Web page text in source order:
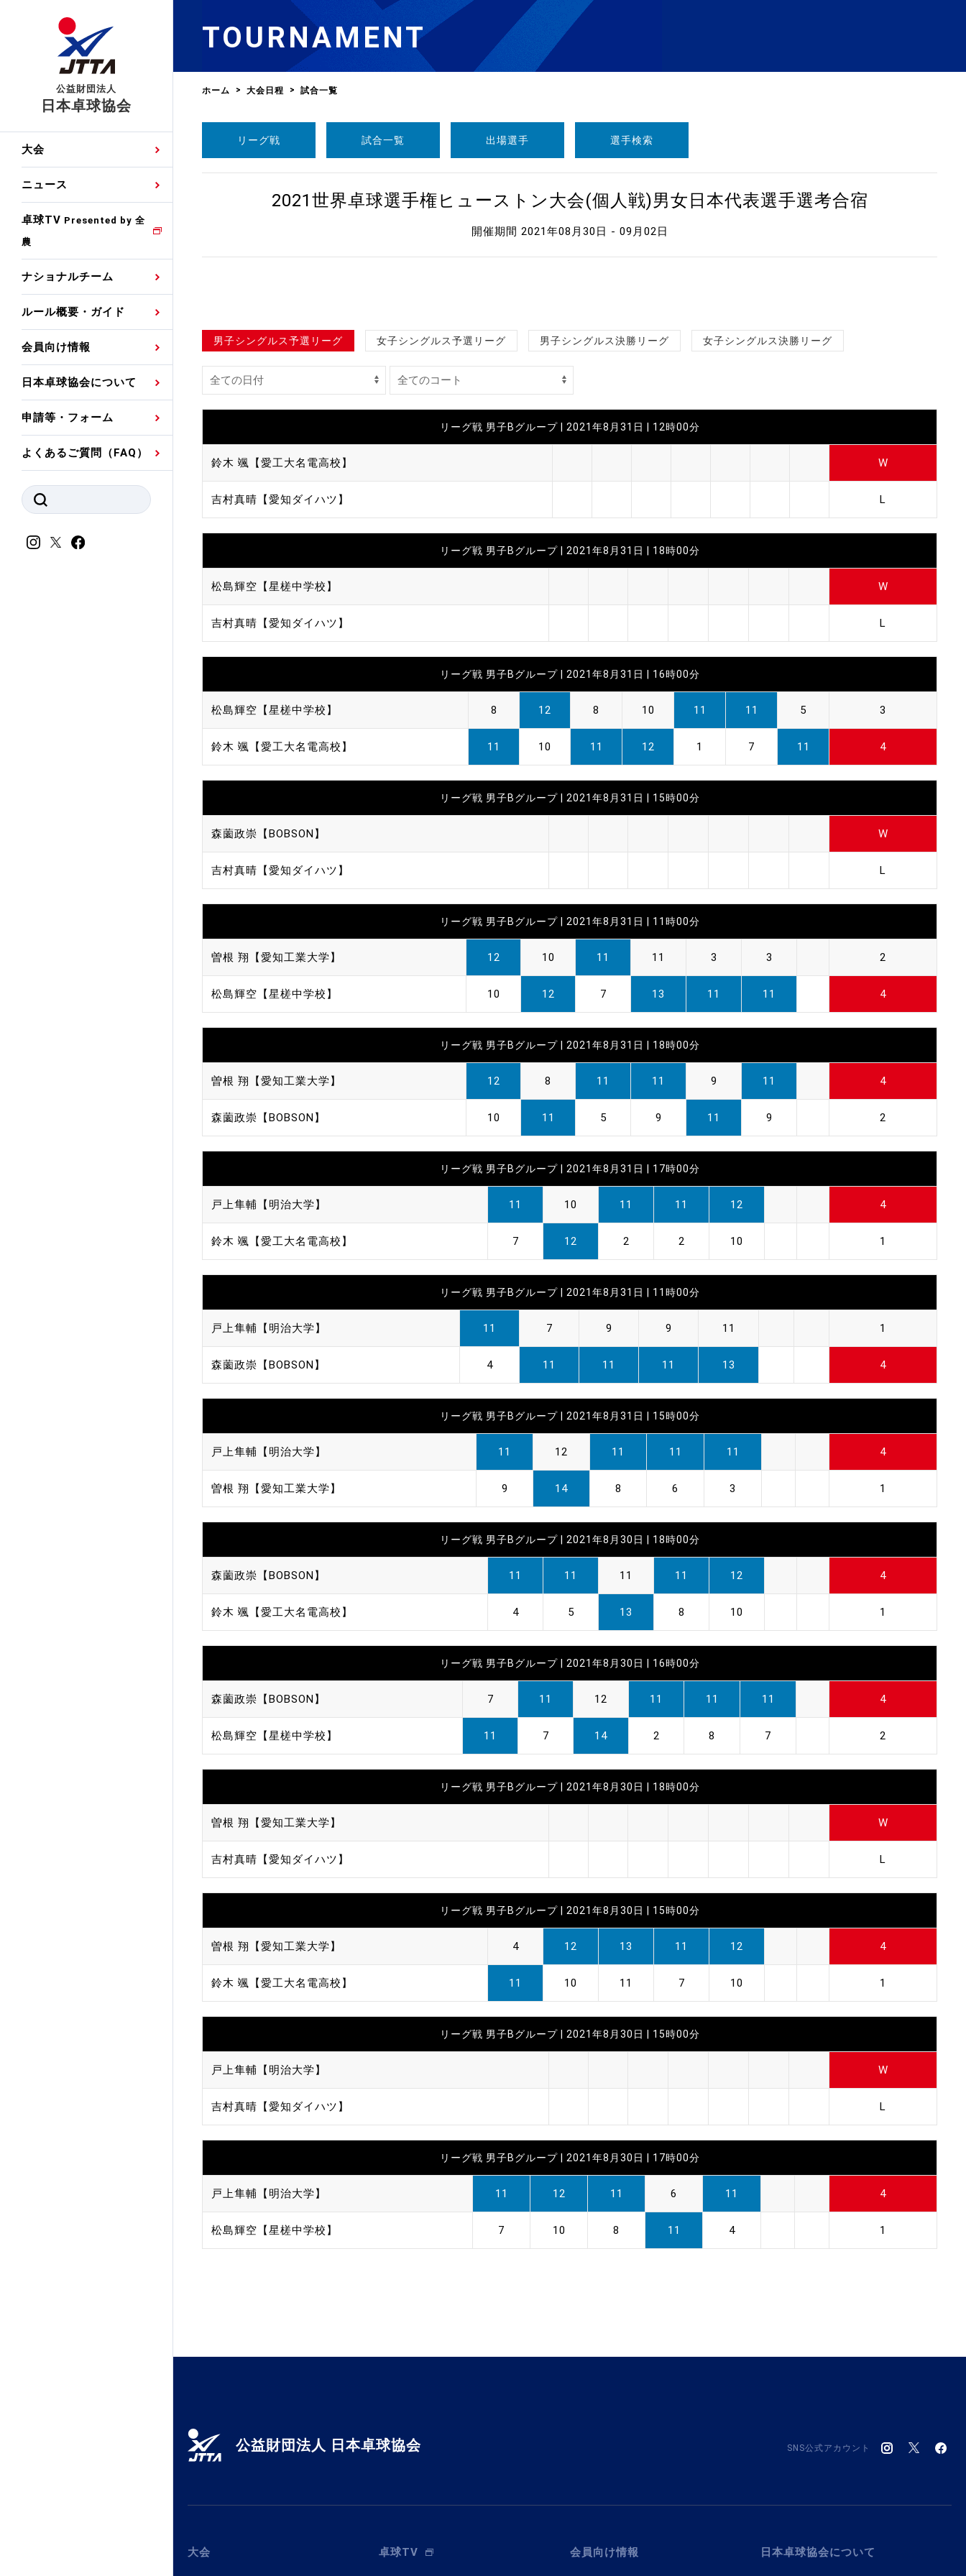
公益財団法人
日本卓球協会
大会
公式大会優勝記録
ニュース
大会・試合
TV・メディア情報
その他
卓球TV Presented by 全
農
ナショナルチーム
男子ナショナルチーム選
女子ナショナルチーム選
強化スタッフ
ルール概要・ガイド
卓球の基本的なルール
卓球用語集
会員向け情報
協会会員登録
審判
公認メーカー一覧
指導者養成委員会
競技者育成委員会
スポーツ医・科学委員会
会
日本卓球協会について
卓球協会のミッション
沿革・組織図
ハンドブックデータ
財務諸表等
JTTAスポーツ団体ガバナ
ンスコード
スポーツ振興くじ助成事業
関連組織一覧
販売品一覧
申請等・フォーム
国際交流届申込みフォーム
競技ウエアチーム名申請
審判員ネームプレート制作
申込
よくあるご質問（FAQ）
TOURNAMENT
ホーム 大会日程 試合一覧
リーグ戦 試合一覧 出場選手 選手検索
2021世界卓球選手権ヒューストン大会(個人戦)男女日本代表選手選考合宿
開催期間 2021年08月30日 - 09月02日
男子シングルス予選リーグ 女子シングルス予選リーグ 男子シングルス決勝リーグ 女子シングルス決勝リーグ
リーグ戦 男子Bグループ | 2021年8月31日 | 12時00分
鈴木 颯【愛工大名電高校】 W
吉村真晴【愛知ダイハツ】 L
リーグ戦 男子Bグループ | 2021年8月31日 | 18時00分
松島輝空【星槎中学校】 W
吉村真晴【愛知ダイハツ】 L
リーグ戦 男子Bグループ | 2021年8月31日 | 16時00分
松島輝空【星槎中学校】 8 12 8 10 11 11 5 3
鈴木 颯【愛工大名電高校】 11 10 11 12 1 7 11 4
リーグ戦 男子Bグループ | 2021年8月31日 | 15時00分
森薗政崇【BOBSON】 W
吉村真晴【愛知ダイハツ】 L
リーグ戦 男子Bグループ | 2021年8月31日 | 11時00分
曽根 翔【愛知工業大学】 12 10 11 11 3 3 2
松島輝空【星槎中学校】 10 12 7 13 11 11 4
リーグ戦 男子Bグループ | 2021年8月31日 | 18時00分
曽根 翔【愛知工業大学】 12 8 11 11 9 11 4
森薗政崇【BOBSON】 10 11 5 9 11 9 2
リーグ戦 男子Bグループ | 2021年8月31日 | 17時00分
戸上隼輔【明治大学】 11 10 11 11 12 4
鈴木 颯【愛工大名電高校】 7 12 2 2 10 1
リーグ戦 男子Bグループ | 2021年8月31日 | 11時00分
戸上隼輔【明治大学】 11 7 9 9 11 1
森薗政崇【BOBSON】 4 11 11 11 13 4
リーグ戦 男子Bグループ | 2021年8月31日 | 15時00分
戸上隼輔【明治大学】 11 12 11 11 11 4
曽根 翔【愛知工業大学】 9 14 8 6 3 1
リーグ戦 男子Bグループ | 2021年8月30日 | 18時00分
森薗政崇【BOBSON】 11 11 11 11 12 4
鈴木 颯【愛工大名電高校】 4 5 13 8 10 1
リーグ戦 男子Bグループ | 2021年8月30日 | 16時00分
森薗政崇【BOBSON】 7 11 12 11 11 11 4
松島輝空【星槎中学校】 11 7 14 2 8 7 2
リーグ戦 男子Bグループ | 2021年8月30日 | 18時00分
曽根 翔【愛知工業大学】 W
吉村真晴【愛知ダイハツ】 L
リーグ戦 男子Bグループ | 2021年8月30日 | 15時00分
曽根 翔【愛知工業大学】 4 12 13 11 12 4
鈴木 颯【愛工大名電高校】 11 10 11 7 10 1
リーグ戦 男子Bグループ | 2021年8月30日 | 15時00分
戸上隼輔【明治大学】 W
吉村真晴【愛知ダイハツ】 L
リーグ戦 男子Bグループ | 2021年8月30日 | 17時00分
戸上隼輔【明治大学】 11 12 11 6 11 4
松島輝空【星槎中学校】 7 10 8 11 4 1
公益財団法人 日本卓球協会 SNS公式アカウント
大会 卓球TV 会員向け情報 日本卓球協会について